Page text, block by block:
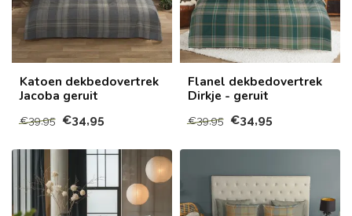
Katoen dekbedovertrek
Jacoba geruit
€39,95 €34,95
Flanel dekbedovertrek
Dirkje - geruit
€39,95 €34,95